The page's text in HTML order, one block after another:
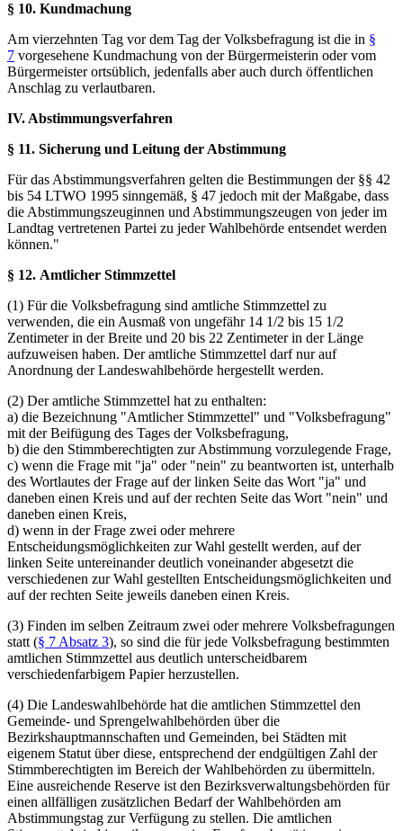
§ 10. Kundmachung
Am vierzehnten Tag vor dem Tag der Volksbefragung ist die in §
7 vorgesehene Kundmachung von der Bürgermeisterin oder vom
Bürgermeister ortsüblich, jedenfalls aber auch durch öffentlichen
Anschlag zu verlautbaren.
IV. Abstimmungsverfahren
§ 11. Sicherung und Leitung der Abstimmung
Für das Abstimmungsverfahren gelten die Bestimmungen der §§ 42
bis 54 LTWO 1995 sinngemäß, § 47 jedoch mit der Maßgabe, dass
die Abstimmungszeuginnen und Abstimmungszeugen von jeder im
Landtag vertretenen Partei zu jeder Wahlbehörde entsendet werden
können."
§ 12. Amtlicher Stimmzettel
(1) Für die Volksbefragung sind amtliche Stimmzettel zu
verwenden, die ein Ausmaß von ungefähr 14 1/2 bis 15 1/2
Zentimeter in der Breite und 20 bis 22 Zentimeter in der Länge
aufzuweisen haben. Der amtliche Stimmzettel darf nur auf
Anordnung der Landeswahlbehörde hergestellt werden.
(2) Der amtliche Stimmzettel hat zu enthalten:
a) die Bezeichnung "Amtlicher Stimmzettel" und "Volksbefragung"
mit der Beifügung des Tages der Volksbefragung,
b) die den Stimmberechtigten zur Abstimmung vorzulegende Frage,
c) wenn die Frage mit "ja" oder "nein" zu beantworten ist, unterhalb
des Wortlautes der Frage auf der linken Seite das Wort "ja" und
daneben einen Kreis und auf der rechten Seite das Wort "nein" und
daneben einen Kreis,
d) wenn in der Frage zwei oder mehrere
Entscheidungsmöglichkeiten zur Wahl gestellt werden, auf der
linken Seite untereinander deutlich voneinander abgesetzt die
verschiedenen zur Wahl gestellten Entscheidungsmöglichkeiten und
auf der rechten Seite jeweils daneben einen Kreis.
(3) Finden im selben Zeitraum zwei oder mehrere Volksbefragungen
statt (§ 7 Absatz 3), so sind die für jede Volksbefragung bestimmten
amtlichen Stimmzettel aus deutlich unterscheidbarem
verschiedenfarbigem Papier herzustellen.
(4) Die Landeswahlbehörde hat die amtlichen Stimmzettel den
Gemeinde- und Sprengelwahlbehörden über die
Bezirkshauptmannschaften und Gemeinden, bei Städten mit
eigenem Statut über diese, entsprechend der endgültigen Zahl der
Stimmberechtigten im Bereich der Wahlbehörden zu übermitteln.
Eine ausreichende Reserve ist den Bezirksverwaltungsbehörden für
einen allfälligen zusätzlichen Bedarf der Wahlbehörden am
Abstimmungstag zur Verfügung zu stellen. Die amtlichen